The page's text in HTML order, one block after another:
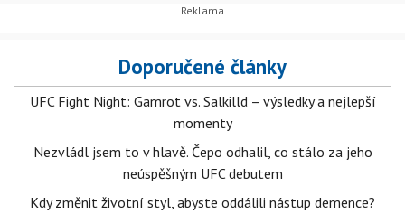
Doporučené články
UFC Fight Night: Gamrot vs. Salkilld – výsledky a nejlepší
momenty
Nezvládl jsem to v hlavě. Čepo odhalil, co stálo za jeho
neúspěšným UFC debutem
Kdy změnit životní styl, abyste oddálili nástup demence?